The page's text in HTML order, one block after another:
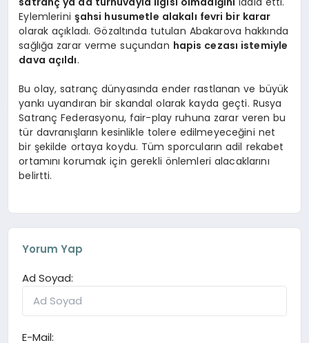
Eylemlerini şahsi husumetle alakalı fevri bir karar
olarak açıkladı. Gözaltında tutulan Abakarova hakkında
sağlığa zarar verme suçundan hapis cezası istemiyle
dava açıldı.
Bu olay, satranç dünyasında ender rastlanan ve büyük
yankı uyandıran bir skandal olarak kayda geçti. Rusya
Satranç Federasyonu, fair-play ruhuna zarar veren bu
tür davranışların kesinlikle tolere edilmeyeceğini net
bir şekilde ortaya koydu. Tüm sporcuların adil rekabet
ortamını korumak için gerekli önlemleri alacaklarını
belirtti.
Yorum Yap
Ad Soyad:
E-Mail: